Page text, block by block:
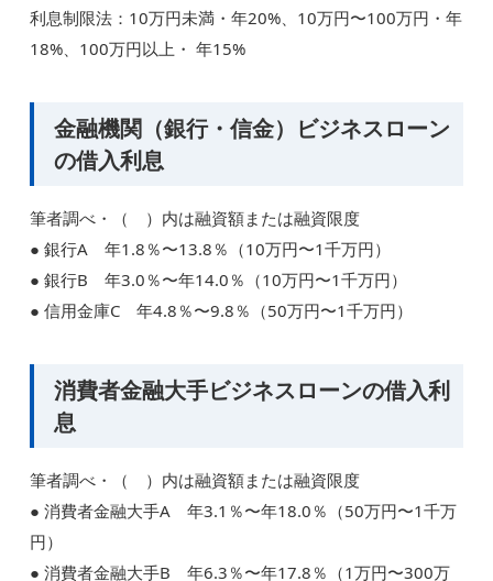
利息制限法：10万円未満・年20%、10万円〜100万円・年
18%、100万円以上・ 年15%
金融機関（銀行・信金）ビジネスローン
の借入利息
筆者調べ・（ ）内は融資額または融資限度
● 銀行A 年1.8％〜13.8％（10万円〜1千万円）
● 銀行B 年3.0％〜年14.0％（10万円〜1千万円）
● 信用金庫C 年4.8％〜9.8％（50万円〜1千万円）
消費者金融大手ビジネスローンの借入利
息
筆者調べ・（ ）内は融資額または融資限度
● 消費者金融大手A 年3.1％〜年18.0％（50万円〜1千万
円）
● 消費者金融大手B 年6.3％〜年17.8％（1万円〜300万